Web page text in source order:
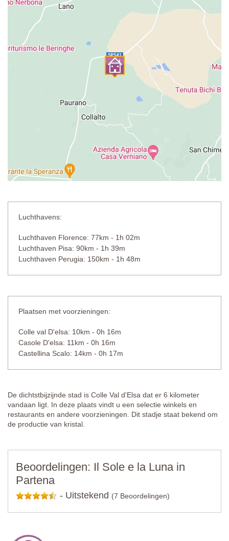
Luchthavens:
Luchthaven Florence: 77km - 1h 02m
Luchthaven Pisa: 90km - 1h 39m
Luchthaven Perugia: 150km - 1h 48m
Plaatsen met voorzieningen:
Colle val D'elsa: 10km - 0h 16m
Casole D'elsa: 11km - 0h 16m
Castellina Scalo: 14km - 0h 17m
De dichtstbijzijnde stad is Colle Val d'Elsa dat er 6 kilometer
vandaan ligt. In deze plaats vindt u een selectie winkels en
restaurants en andere voorzieningen. Dit stadje staat bekend om
de productie van kristal.
Beoordelingen: Il Sole e la Luna in
Partena
- Uitstekend (7 Beoordelingen)